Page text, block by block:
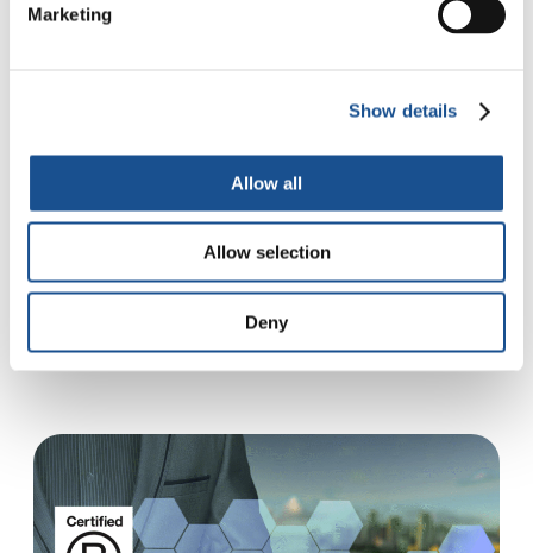
Marketing
Show details
Allow all
Allow selection
Deny
pianeta attraverso l’agricoltura
sostenibile
devono affrontare. Farlo bene è un modo
potente di prendersi cura…
9 Novembre 2021